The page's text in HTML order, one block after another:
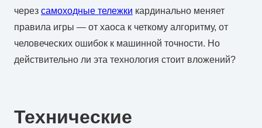
через самоходные тележки кардинально меняет
правила игры — от хаоса к четкому алгоритму, от
человеческих ошибок к машинной точности. Но
действительно ли эта технология стоит вложений?
Технические